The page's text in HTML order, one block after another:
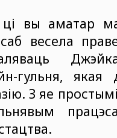
вы аматар
весела
гульня, якая
З яе